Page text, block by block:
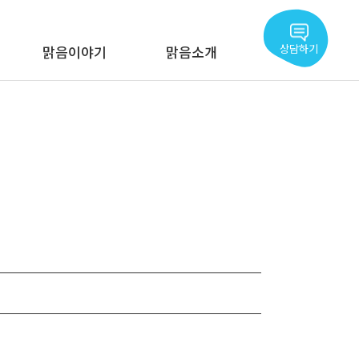
상담하기
맑음이야기 맑음소개